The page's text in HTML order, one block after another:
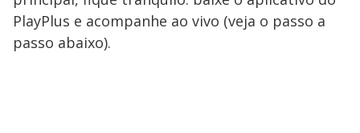
PlayPlus e acompanhe ao vivo (veja o passo a
passo abaixo).